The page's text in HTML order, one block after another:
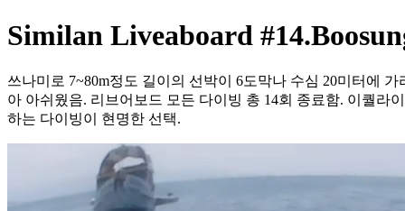
Similan Liveaboard
쓰나미로 7~80m정도 길이의 선박이 6도막나 수심 20미터에
아 아쉬웠음. 리브어보드 모든 다이빙 총 14회 종료함. 이퀄라
하는 다이빙이 현명한 선택.